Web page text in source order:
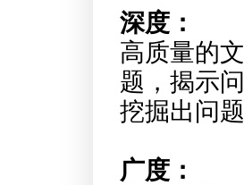
深度：
高质量的
题，揭示
挖掘出问
广度：